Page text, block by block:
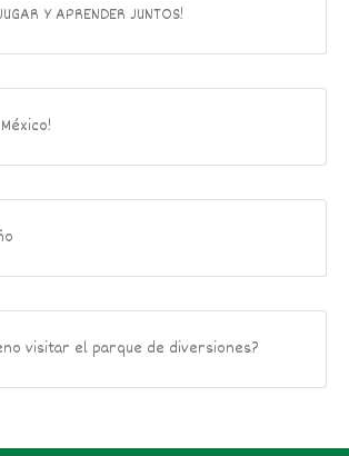
Y APRENDER JUNTOS!
visitar el parque de diversiones?